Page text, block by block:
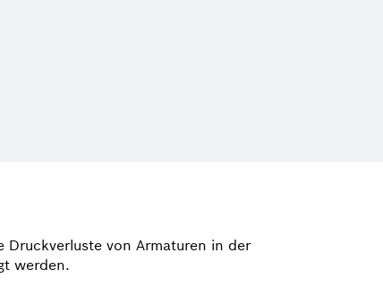
Druckverluste von Armaturen in der
werden.